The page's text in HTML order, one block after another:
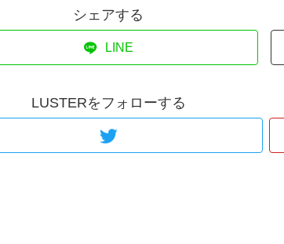
シェアする
LINE
LUSTERをフォローする